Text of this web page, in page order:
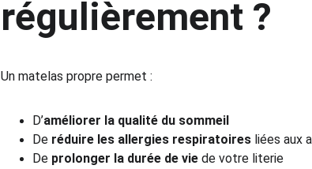
régulièrement ?
Un matelas propre permet :
D’améliorer la qualité du sommeil
De réduire les allergies respiratoires liées aux
De prolonger la durée de vie de votre literie